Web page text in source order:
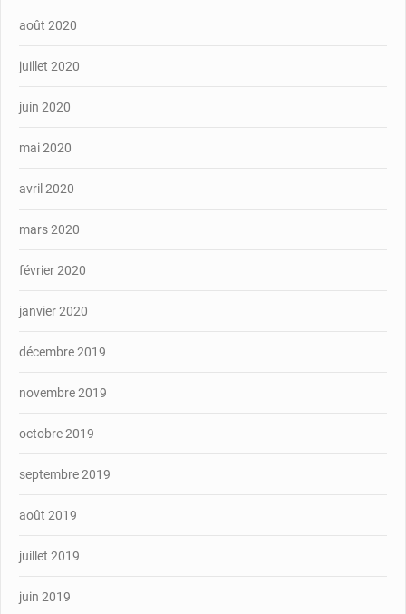
août 2020
juillet 2020
juin 2020
mai 2020
avril 2020
mars 2020
février 2020
janvier 2020
décembre 2019
novembre 2019
octobre 2019
septembre 2019
août 2019
juillet 2019
juin 2019